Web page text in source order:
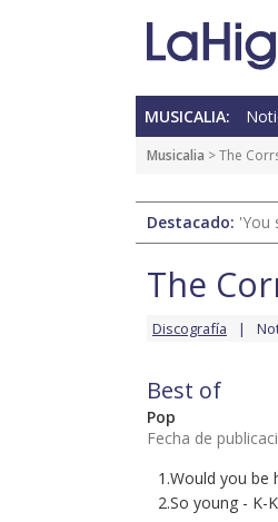
MUSICALIA:
Musicalia >The
Destacado: 'You
The
Discografía
Best of
Pop
Fecha de
1.Would you be
2.So young - K-